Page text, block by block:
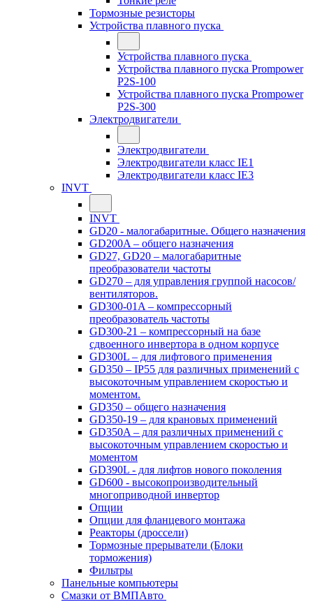
Тормозные резисторы
Устройства плавного пуска
Устройства плавного пуска
Устройства плавного пуска Prompower
P2S-100
Устройства плавного пуска Prompower
P2S-300
Электродвигатели
Электродвигатели
Электродвигатели класс IE1
Электродвигатели класс IE3
INVT
INVT
GD20 - малогабаритные. Общего назначения
GD200A – общего назначения
GD27, GD20 – малогабаритные
преобразователи частоты
GD270 – для управления группой насосов/
вентиляторов.
GD300-01A – компрессорный
преобразователь частоты
GD300-21 – компрессорный на базе
сдвоенного инвертора в одном корпусе
GD300L – для лифтового применения
GD350 – IP55 для различных применений с
высокоточным управлением скоростью и
моментом.
GD350 – общего назначения
GD350-19 – для крановых применений
GD350A – для различных применений с
высокоточным управлением скоростью и
моментом
GD390L - для лифтов нового поколения
GD600 - высокопроизводительный
многоприводной инвертор
Опции
Опции для фланцевого монтажа
Реакторы (дроссели)
Тормозные прерыватели (Блоки
торможения)
Фильтры
Панельные компьютеры
Смазки от ВМПАвто